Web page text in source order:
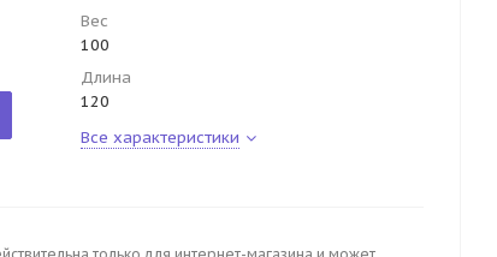
Вес
100
Длина
120
Все характеристики